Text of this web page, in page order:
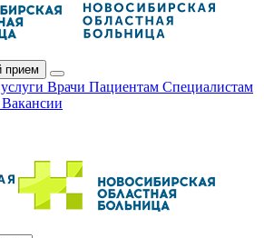
прием
Врачи Пациентам Специалистам
Вакансии